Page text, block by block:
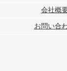
行っています。
メディアや広告配信
ユーザーが各パート
会社概
お問い合